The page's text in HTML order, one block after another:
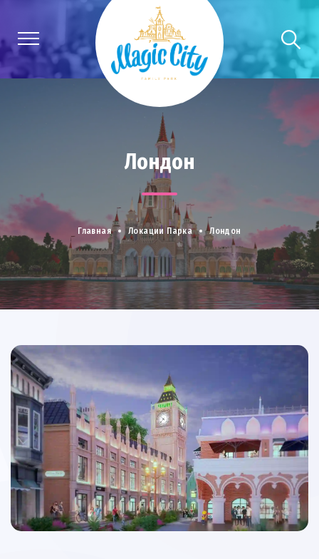
Лондон
Главная Локации Парка Лондон